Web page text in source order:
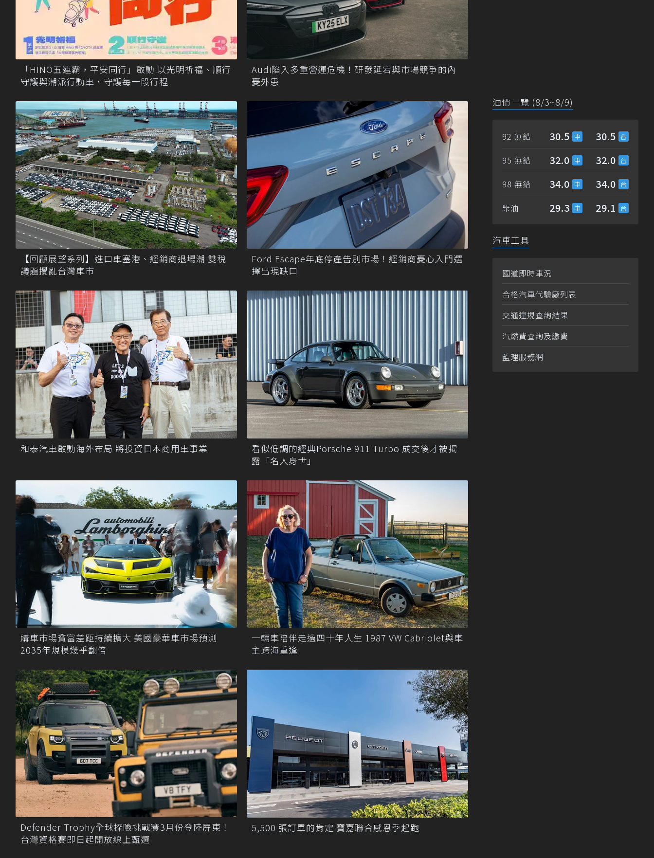
「HINO五連霸，平安同行」啟動 以光明祈福、順行
守護與潮派行動車，守護每一段行程
Audi陷入多重營運危機！研發延宕與市場競爭的內
憂外患
【回顧展望系列】進口車塞港、經銷商退場潮 雙稅
議題攪亂台灣車市
Ford Escape年底停產告別市場！經銷商憂心入門選
擇出現缺口
和泰汽車啟動海外布局 將投資日本商用車事業
看似低調的經典Porsche 911 Turbo 成交後才被揭
露「名人身世」
購車市場貧富差距持續擴大 美國豪華車市場預測
2035年規模幾乎翻倍
一輛車陪伴走過四十年人生 1987 VW Cabriolet與車
主跨海重逢
Defender Trophy全球探險挑戰賽3月份登陸屏東！
台灣資格賽即日起開放線上甄選
5,500 張訂單的肯定 寶嘉聯合感恩季起跑
油價一覽 (8/3~8/9)
92 無鉛 30.5 30.5
95 無鉛 32.0 32.0
98 無鉛 34.0 34.0
柴油 29.3 29.1
汽車工具
國道即時車況
合格汽車代驗廠列表
交通違規查詢結果
汽燃費查詢及繳費
監理服務網